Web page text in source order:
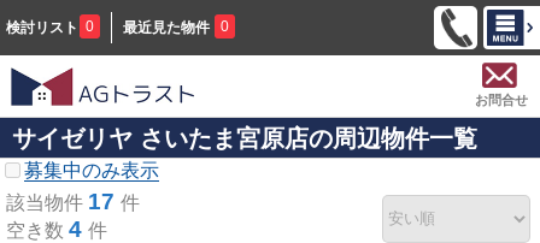
検討リスト 0 最近見た物件 0
お問合せ
サイゼリヤ さいたま宮原店の周辺物件一覧
募集中のみ表示
該当物件 17 件
空き数 4 件